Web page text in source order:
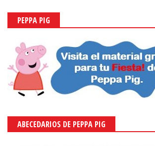
PEPPA PIG
ABECEDARIOS DE PEPPA PIG